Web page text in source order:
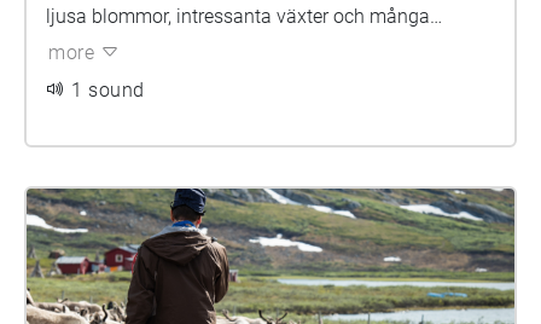
ljusa blommor, intressanta växter och många
humlor. Ta en stund nu att lyssna på dessa
more
1 sound